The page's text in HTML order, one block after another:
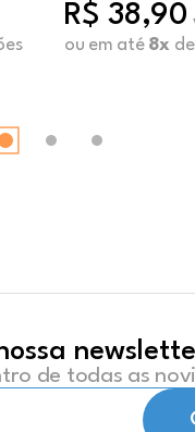
R$ 38,90
ou em até 8x
de todas as